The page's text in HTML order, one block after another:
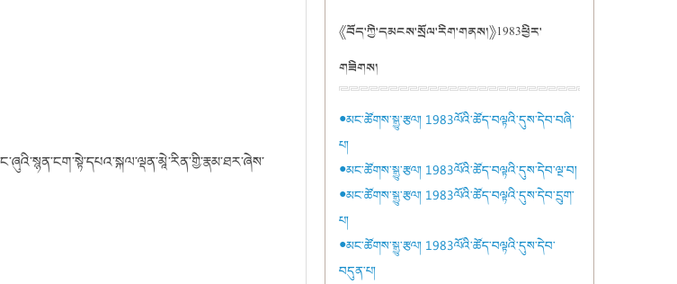
《བོད་ཀྱི་དམངས་སྲོལ་རིག་གནས།》1983ཕྱིར་
གཟིགས།
●མང་ཚོགས་སྒྱུ་རྩལ། 1983ལོའི་ཚོད་བལྟའི་དུས་དེབ་བཞི་
པ།
●མང་ཚོགས་སྒྱུ་རྩལ། 1983ལོའི་ཚོད་བལྟའི་དུས་དེབ་ལྔ་བ།
●མང་ཚོགས་སྒྱུ་རྩལ། 1983ལོའི་ཚོད་བལྟའི་དུས་དེབ་དྲུག་
པ།
●མང་ཚོགས་སྒྱུ་རྩལ། 1983ལོའི་ཚོད་བལྟའི་དུས་དེབ་
བདུན་པ།